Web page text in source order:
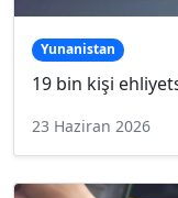
Yunanistan
19 bin kişi
23 Haziran 2026